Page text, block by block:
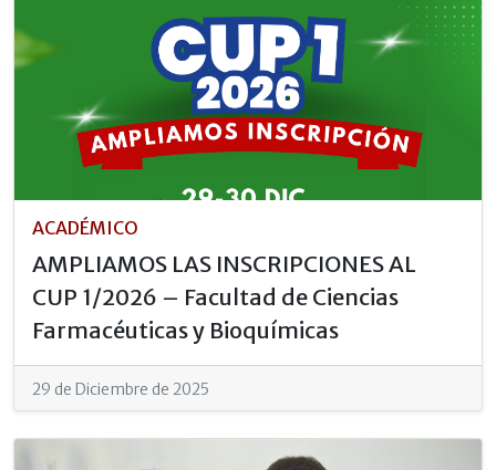
ACADÉMICO
AMPLIAMOS LAS INSCRIPCIONES AL
CUP 1/2026 – Facultad de Ciencias
Farmacéuticas y Bioquímicas
29 de Diciembre de 2025